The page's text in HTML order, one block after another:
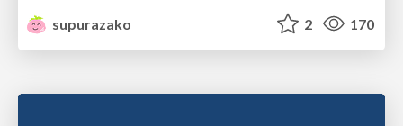
supurazako
2 170